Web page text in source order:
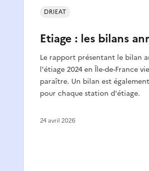
Etiage : les bilans
Le rapport présentant le bilan
l'étiage 2024 en Île-de-France
paraître. Un bilan est
pour chaque station d'étiage.
DRIEAT
24 avril 2026